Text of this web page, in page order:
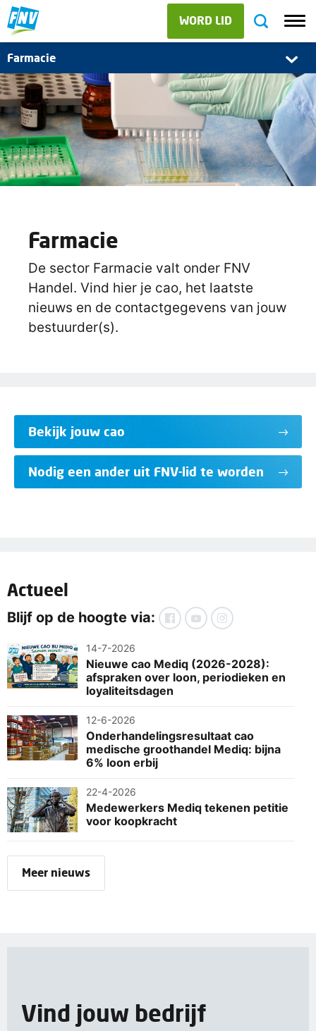
WORD LID
Farmacie
Farmacie
De sector Farmacie valt onder FNV
Handel. Vind hier je cao, het laatste
nieuws en de contactgegevens van jouw
bestuurder(s).
Bekijk jouw cao
Nodig een ander uit FNV-lid te worden
Actueel
Blijf op de hoogte via:
14-7-2026
Nieuwe cao Mediq (2026-2028):
afspraken over loon, periodieken en
loyaliteitsdagen
12-6-2026
Onderhandelingsresultaat cao
medische groothandel Mediq: bijna
6% loon erbij
22-4-2026
Medewerkers Mediq tekenen petitie
voor koopkracht
Meer nieuws
Vind jouw bedrijf